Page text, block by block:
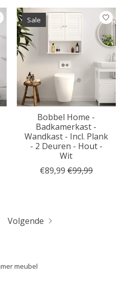
meubel
Sale
Bobbel Home -
Badkamerkast -
Wandkast - Incl. Plank
- 2 Deuren - Hout -
Wit
€89,99 €99,99
Volgende